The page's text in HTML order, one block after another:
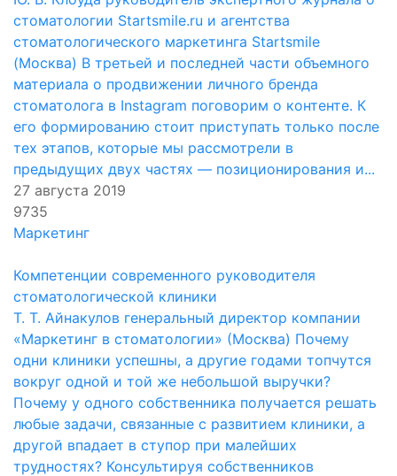
стоматологии Startsmile.ru и агентства
стоматологического маркетинга Startsmile
(Москва) В третьей и последней части объемного
материала о продвижении личного бренда
стоматолога в Instagram поговорим о контенте. К
его формированию стоит приступать только после
тех этапов, которые мы рассмотрели в
предыдущих двух частях — позиционирования и...
27 августа 2019
9735
Маркетинг
Компетенции современного руководителя
стоматологической клиники
Т. Т. Айнакулов генеральный директор компании
«Маркетинг в стоматологии» (Москва) Почему
одни клиники успешны, а другие годами топчутся
вокруг одной и той же небольшой выручки?
Почему у одного собственника получается решать
любые задачи, связанные с развитием клиники, а
другой впадает в ступор при малейших
трудностях? Консультируя собственников